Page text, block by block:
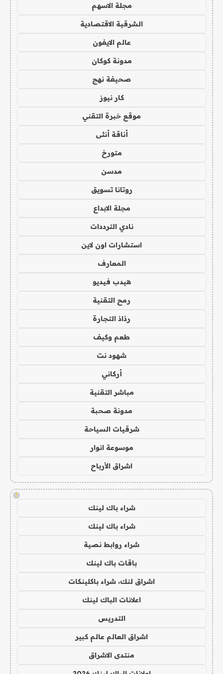
مجلة الاسهم
الشرقية الاقتصادية
عالم الايفون
مدونة كوكان
صحيفة نهج
كار نيوز
موقع خبرة التقني
أناقة أنثى
متورخ
مدسن
روتانا تسويق
مجلة الابداع
نادي الترددات
استشارات اون لاين
المعارف
هيدب فيديو
رمح التقنية
رذاذ التجارة
طعم وكيف
شهود نت
أركاني
مباشر التقنية
مدونة صحبة
شرقيات السياحة
موسوعة انوار
اشراق الأرباح
!
شراء باك لينك
شراء باك لينك
شراء روابط نصية
باقات باك لينك
اشراق لنك، شراء باكلينكات
اعلانات الباك لينك
التدريس
اشراق العالم عالم كبير
منتدى الاشراق